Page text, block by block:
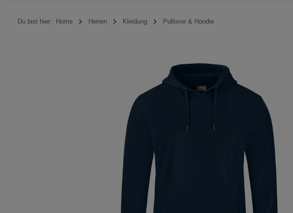
Du bist hier: Home Herren Kleidung Pullover & Hoodie